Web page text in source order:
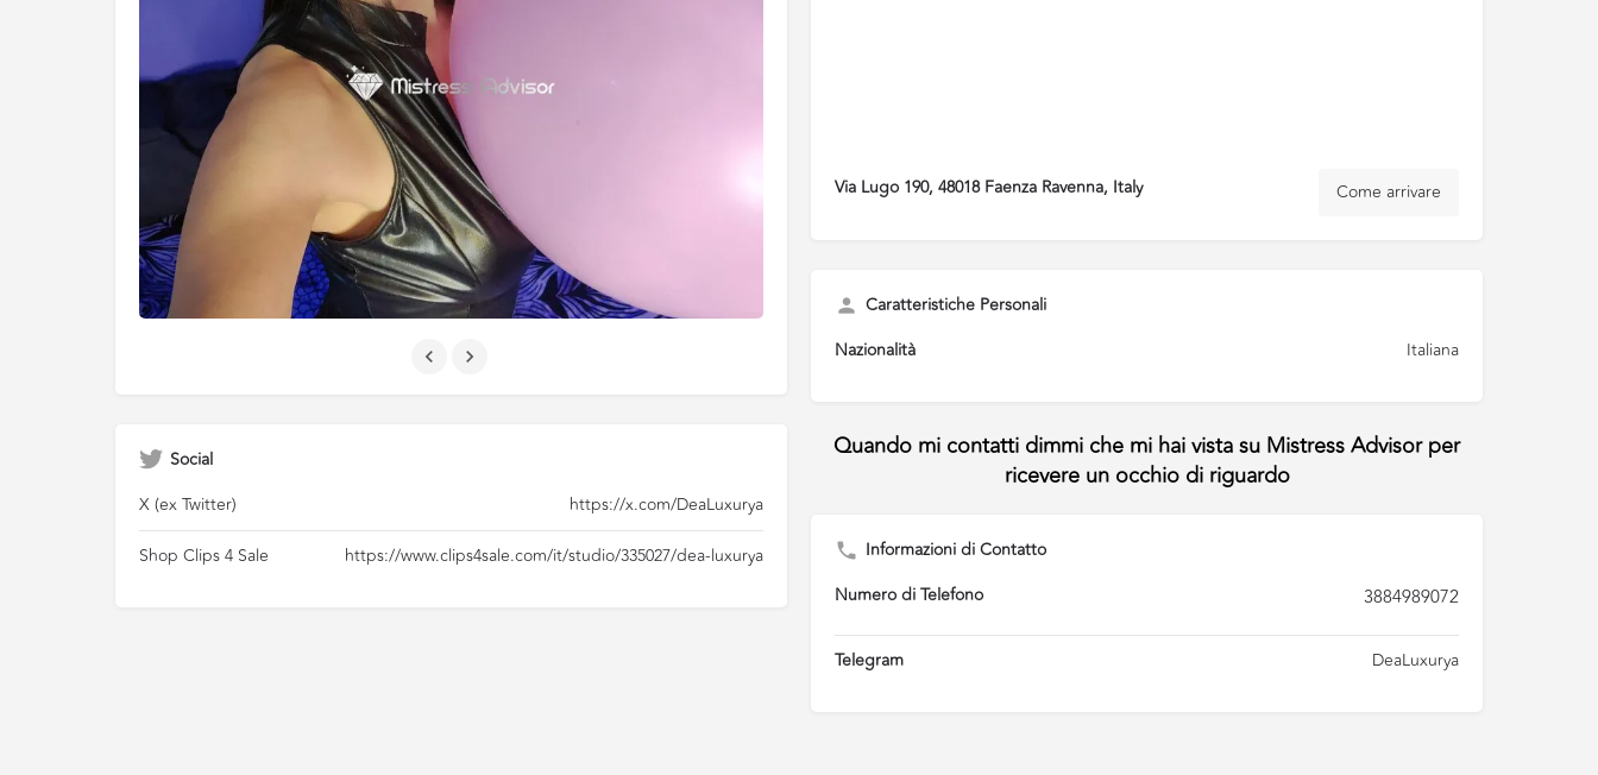
Social
X (ex Twitter)
https://x.com/DeaLuxurya
Shop Clips 4 Sale https://www.clips4sale.com/it/studio/335027/dea-luxurya
Via Lugo 190, 48018 Faenza Ravenna, Italy Come arrivare
Caratteristiche Personali
Nazionalità
Italiana
Informazioni di Contatto
Numero di Telefono
3884989072
Telegram DeaLuxurya